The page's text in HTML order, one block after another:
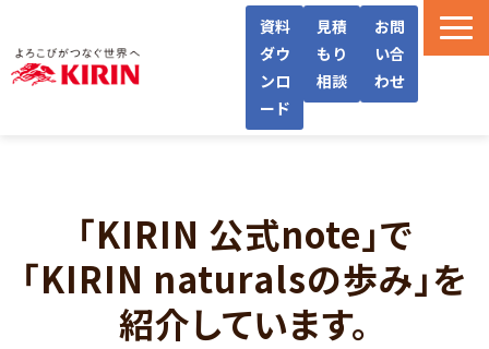
資料
ダウ
ンロ
ード
見積
もり
相談
お問
い合
わせ
導入フロー/料金
導入事例/インタビュー
よくあるご質問
「KIRIN 公式note」で
「KIRIN naturalsの歩み」を
紹介しています。